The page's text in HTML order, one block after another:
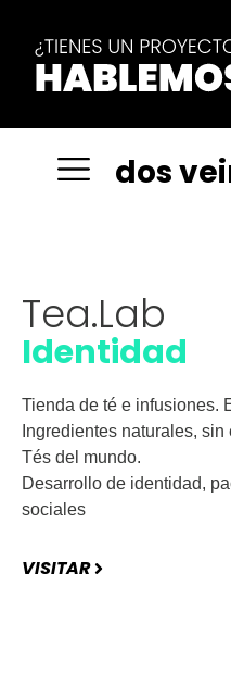
dosvei
Tea.Lab
Identidad
Tienda de té e infusiones.
Ingredientes naturales, sin
Tés del mundo.
Desarrollo de identidad,
sociales
VISITAR